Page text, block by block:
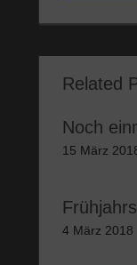
Related
Noch
15 März
4 März 2018